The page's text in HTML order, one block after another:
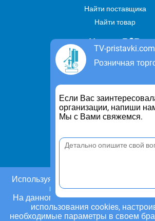
TV-
Розничная
Если Вас
организации, напиши
Мы с Вами свяжемся.
Используя этот сайт, Вы даете
использование cookies.
На данном этапе Вы можете
использования cookies,
необходимые параметры в своем
Найти поставщика
Найти товар
Услуги В2В
Найти услугу
Предложить свою услугу
Дропшиппинг
Транспортные услуги
Информация
Политика
Контакты